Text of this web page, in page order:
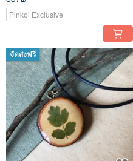
Pinkoi Exclusive
จัดส่งฟรี